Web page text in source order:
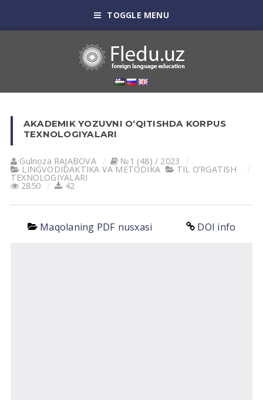
TOGGLE MENU
AKADEMIK YOZUVNI OʻQITISHDA KORPUS
TEXNOLOGIYALARI
Gulnoza RАJАBOVА №1 (48) / 2023
LINGVODIDАKTIKА VА METODIKА TIL OʼRGАTISH
TEXNOLOGIYALАRI
2850 42
Maqolaning PDF nusxasi DOI info